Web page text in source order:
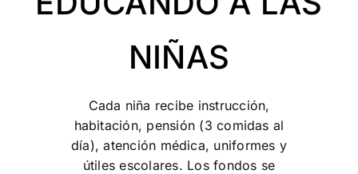
NIÑAS
Cada niña recibe instrucción,
habitación, pensión (3 comidas al
día), atención médica, uniformes y
útiles escolares. Los fondos se